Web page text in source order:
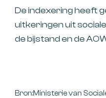
De indexering heeft
uitkeringen uit
de bijstand en de
Bron:Ministerie van